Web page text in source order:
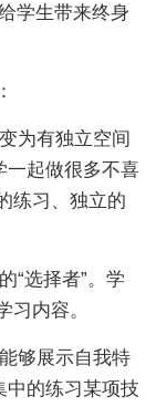
学生带来终身
为有独立空间
一起做很多不喜
练习、独立的
“选择者”。学
习内容。
够展示自我特
中的练习某项技